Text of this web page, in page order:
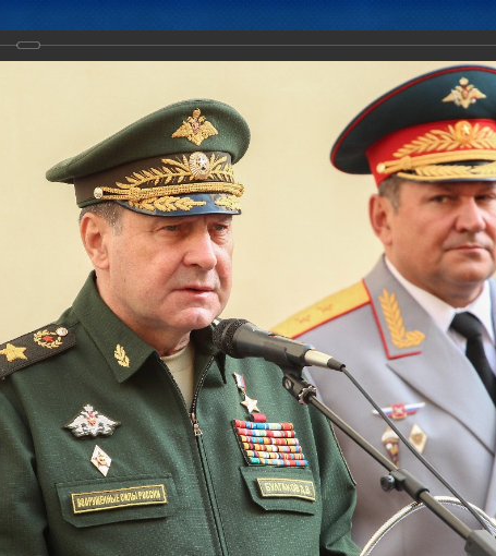
Документы Аналитика Приоритеты
штаба ОДКБ в мероприятиях, посвященных Дню знаний.